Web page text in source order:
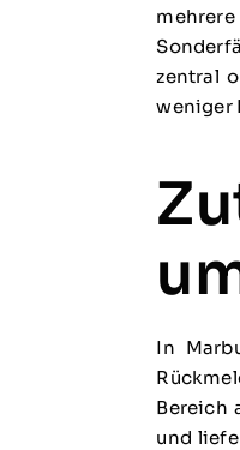
zentral
weniger
In
Bereich
und